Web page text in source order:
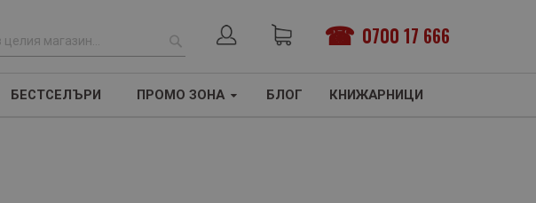
0700 17 666
ТЪРСЕНЕ
БЕСТСЕЛЪРИ ПРОМО ЗОНА БЛОГ КНИЖАРНИЦИ